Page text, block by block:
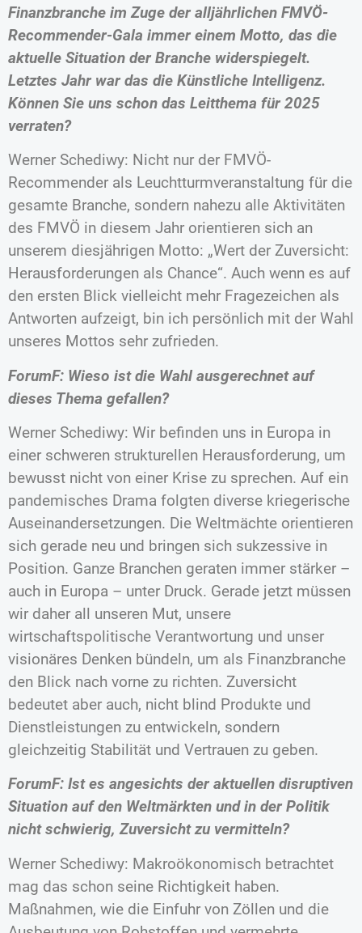
Finanzbranche im Zuge der alljährlichen FMVÖ-
Recommender-Gala immer einem Motto, das die
aktuelle Situation der Branche widerspiegelt.
Letztes Jahr war das die Künstliche Intelligenz.
Können Sie uns schon das Leitthema für 2025
verraten?
Werner Schediwy: Nicht nur der FMVÖ-
Recommender als Leuchtturmveranstaltung für die
gesamte Branche, sondern nahezu alle Aktivitäten
des FMVÖ in diesem Jahr orientieren sich an
unserem diesjährigen Motto: „Wert der Zuversicht:
Herausforderungen als Chance“. Auch wenn es auf
den ersten Blick vielleicht mehr Fragezeichen als
Antworten aufzeigt, bin ich persönlich mit der Wahl
unseres Mottos sehr zufrieden.
ForumF: Wieso ist die Wahl ausgerechnet auf
dieses Thema gefallen?
Werner Schediwy: Wir befinden uns in Europa in
einer schweren strukturellen Herausforderung, um
bewusst nicht von einer Krise zu sprechen. Auf ein
pandemisches Drama folgten diverse kriegerische
Auseinandersetzungen. Die Weltmächte orientieren
sich gerade neu und bringen sich sukzessive in
Position. Ganze Branchen geraten immer stärker –
auch in Europa – unter Druck. Gerade jetzt müssen
wir daher all unseren Mut, unsere
wirtschaftspolitische Verantwortung und unser
visionäres Denken bündeln, um als Finanzbranche
den Blick nach vorne zu richten. Zuversicht
bedeutet aber auch, nicht blind Produkte und
Dienstleistungen zu entwickeln, sondern
gleichzeitig Stabilität und Vertrauen zu geben.
ForumF: Ist es angesichts der aktuellen disruptiven
Situation auf den Weltmärkten und in der Politik
nicht schwierig, Zuversicht zu vermitteln?
Werner Schediwy: Makroökonomisch betrachtet
mag das schon seine Richtigkeit haben.
Maßnahmen, wie die Einfuhr von Zöllen und die